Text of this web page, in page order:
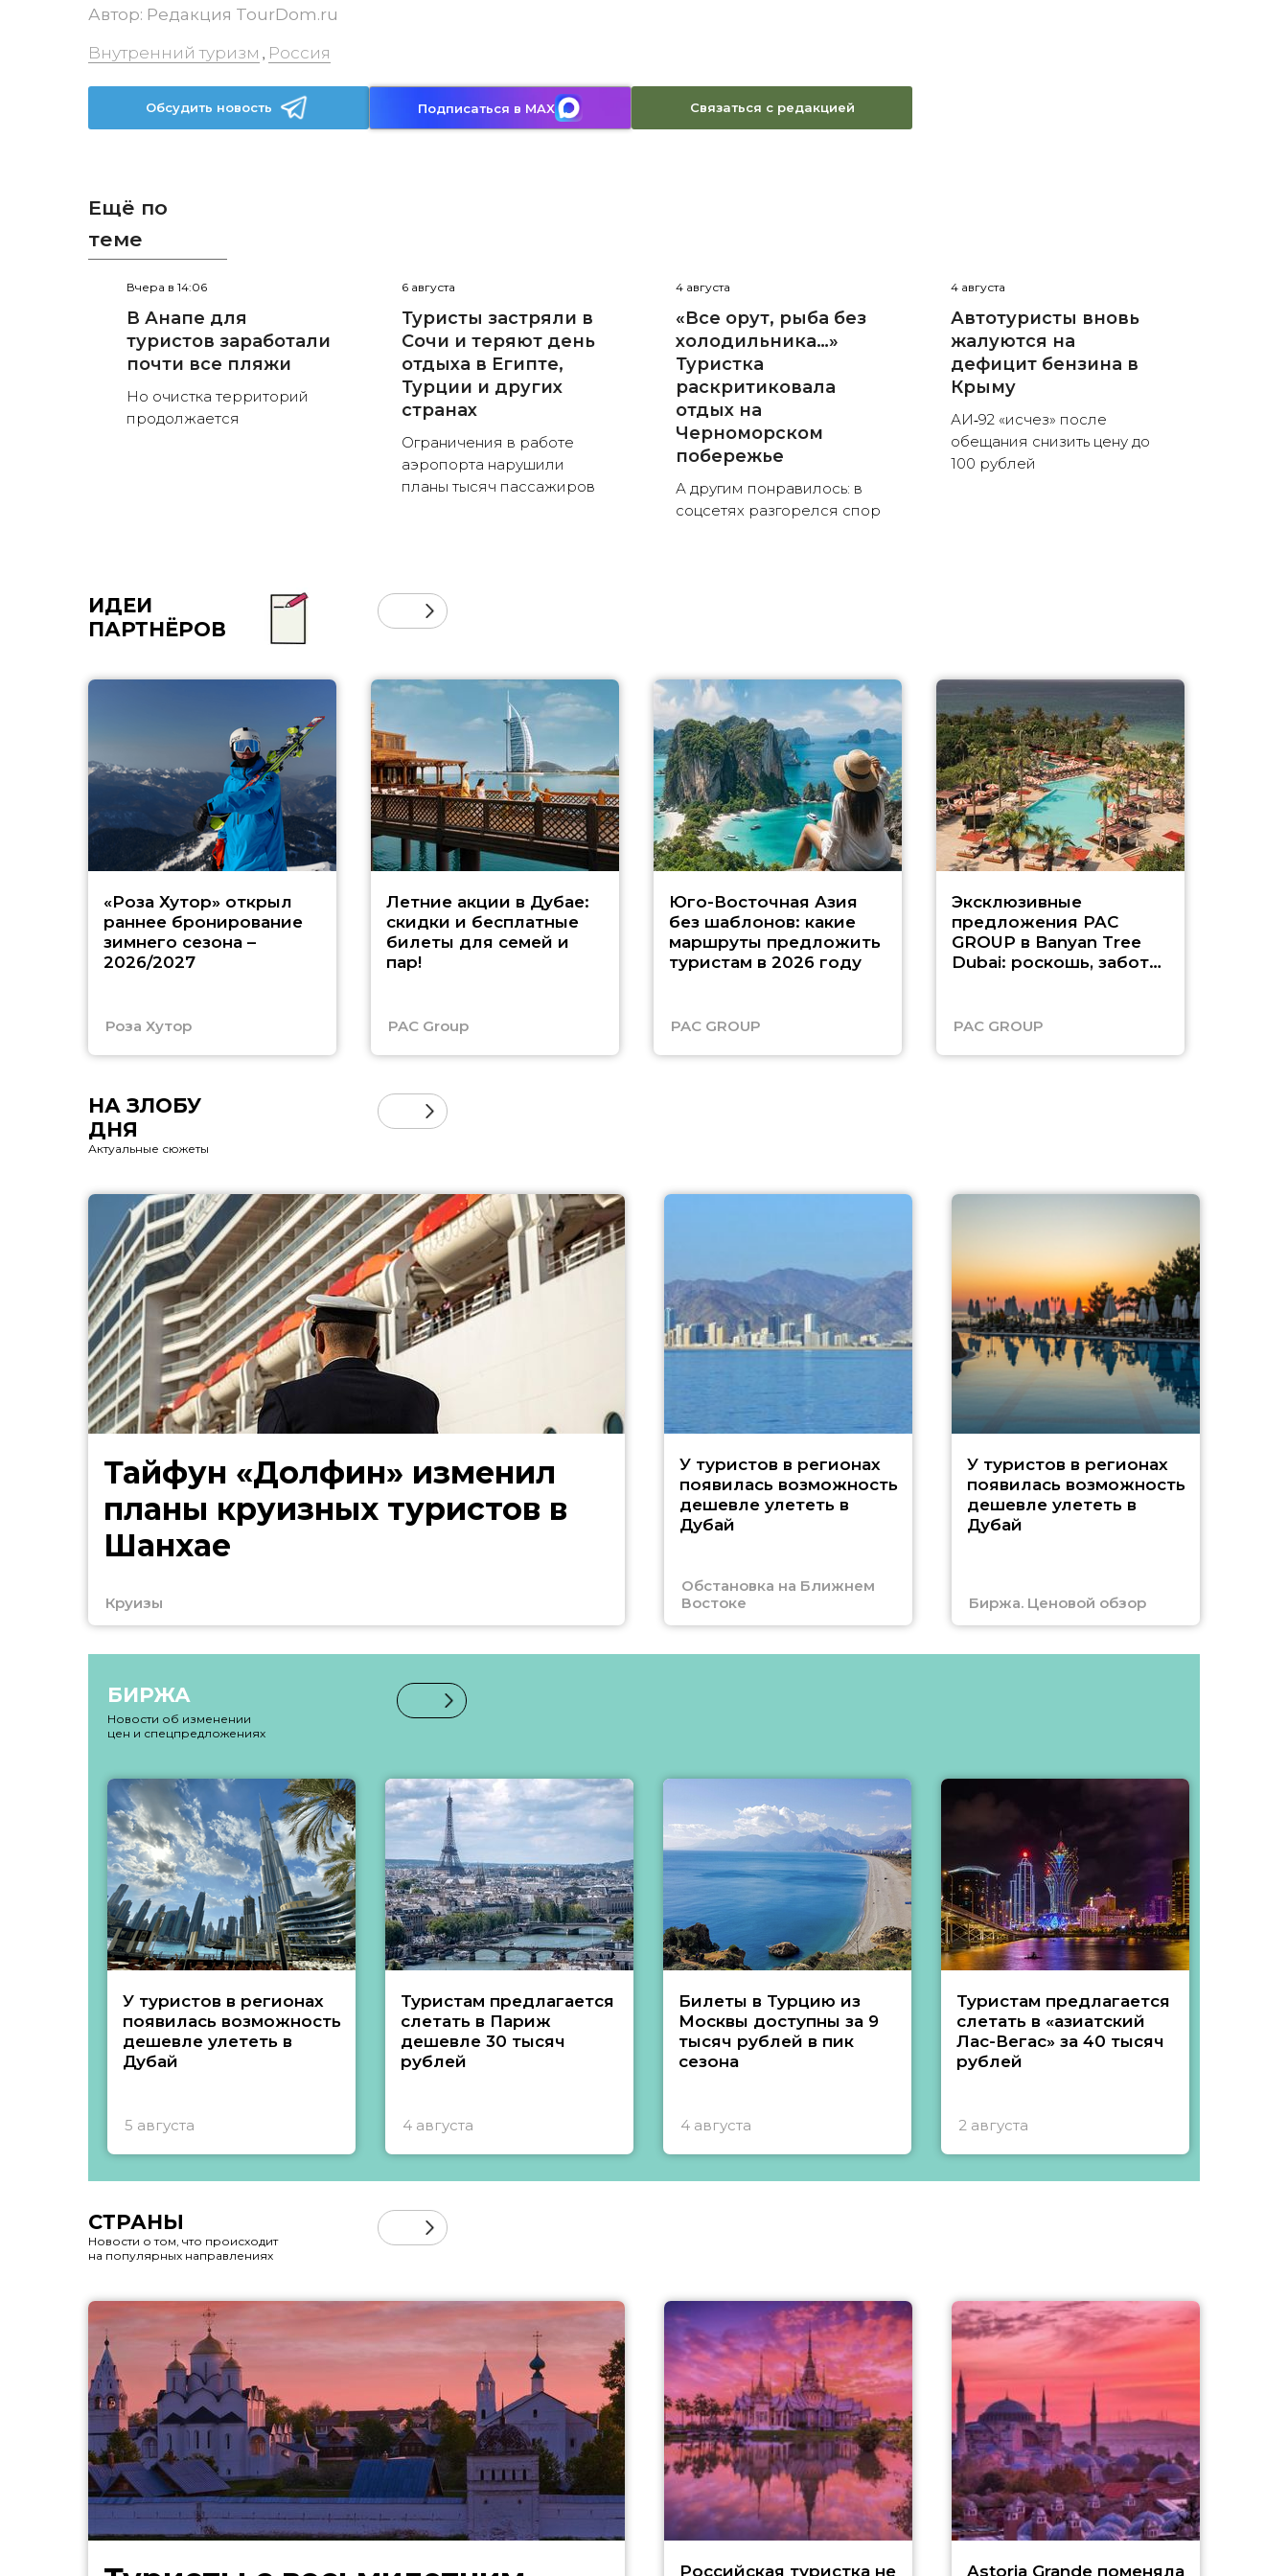
Автор: Редакция TourDom.ru
Внутренний туризм , Россия
Обсудить новость Подписаться в MAX Связаться с редакцией
Ещё по
теме
Вчера в 14:06
В Анапе для
туристов заработали
почти все пляжи
Но очистка территорий
продолжается
6 августа
Туристы застряли в
Сочи и теряют день
отдыха в Египте,
Турции и других
странах
Ограничения в работе
аэропорта нарушили
планы тысяч пассажиров
4 августа
«Все орут, рыба без
холодильника…»
Туристка
раскритиковала
отдых на
Черноморском
побережье
А другим понравилось: в
соцсетях разгорелся спор
4 августа
Автотуристы вновь
жалуются на
дефицит бензина в
Крыму
АИ‑92 «исчез» после
обещания снизить цену до
100 рублей
ИДЕИ
ПАРТНЁРОВ
«Роза Хутор» открыл
раннее бронирование
зимнего сезона –
2026/2027
Роза Хутор
Летние акции в Дубае:
скидки и бесплатные
билеты для семей и
пар!
PAC Group
Юго-Восточная Азия
без шаблонов: какие
маршруты предложить
туристам в 2026 году
PAC GROUP
Эксклюзивные
предложения PAC
GROUP в Banyan Tree
Dubai: роскошь, забота
PAC GROUP
НА ЗЛОБУ
ДНЯ
Актуальные сюжеты
Тайфун «Долфин» изменил
планы круизных туристов в
Шанхае
Круизы
У туристов в регионах
появилась возможность
дешевле улететь в
Дубай
Обстановка на Ближнем
Востоке
У туристов в регионах
появилась возможность
дешевле улететь в
Дубай
Биржа. Ценовой обзор
БИРЖА
Новости об изменении
цен и спецпредложениях
У туристов в регионах
появилась возможность
дешевле улететь в
Дубай
5 августа
Туристам предлагается
слетать в Париж
дешевле 30 тысяч
рублей
4 августа
Билеты в Турцию из
Москвы доступны за 9
тысяч рублей в пик
сезона
4 августа
Туристам предлагается
слетать в «азиатский
Лас-Вегас» за 40 тысяч
рублей
2 августа
СТРАНЫ
Новости о том, что происходит
на популярных направлениях
Российская туристка не Astoria Grande поменяла